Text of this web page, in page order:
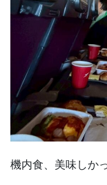
機内食、美味しか